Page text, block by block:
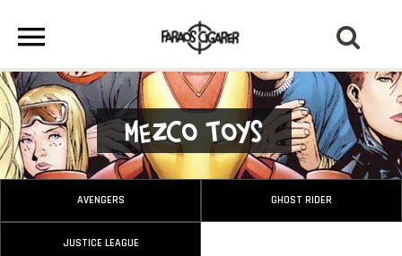
Mezco Toys
AVENGERS GHOST RIDER
JUSTICE LEAGUE